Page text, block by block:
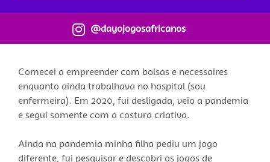
@dayojogosafricanos
Comecei a empreender com bolsas e necessaires
enquanto ainda trabalhava no hospital (sou
enfermeira). Em 2020, fui desligada, veio a pandemia
e segui somente com a costura criativa.
Ainda na pandemia minha filha pediu um jogo
diferente, fui pesquisar e descobri os jogos de